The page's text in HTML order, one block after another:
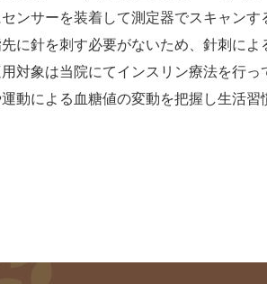
センサーを装着して測定器でスキャン
先に針を刺す必要がないため、針刺によ
対象は当院にてインスリン療法を行
動による血糖値の変動を把握し生活